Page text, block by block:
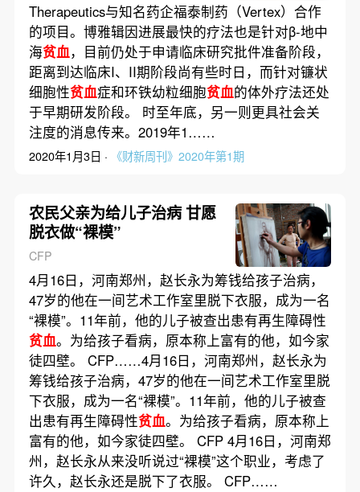
Therapeutics与知名药企福泰制药（Vertex）合作
的项目。博雅辑因进展最快的疗法也是针对β-地中
海贫血，目前仍处于申请临床研究批件准备阶段，
距离到达临床I、II期阶段尚有些时日，而针对镰状
细胞性贫血症和环铁幼粒细胞贫血的体外疗法还处
于早期研发阶段。 时至年底，另一则更具社会关
注度的消息传来。2019年1……
2020年1月3日 · 《财新周刊》2020年第1期
农民父亲为给儿子治病 甘愿
脱衣做“裸模”
CFP
4月16日，河南郑州，赵长永为筹钱给孩子治病，
47岁的他在一间艺术工作室里脱下衣服，成为一名
“裸模”。11年前，他的儿子被查出患有再生障碍性
贫血。为给孩子看病，原本称上富有的他，如今家
徒四壁。 CFP……4月16日，河南郑州，赵长永为
筹钱给孩子治病，47岁的他在一间艺术工作室里脱
下衣服，成为一名“裸模”。11年前，他的儿子被查
出患有再生障碍性贫血。为给孩子看病，原本称上
富有的他，如今家徒四壁。 CFP 4月16日，河南郑
州，赵长永从来没听说过“裸模”这个职业，考虑了
许久，赵长永还是脱下了衣服。 CFP……